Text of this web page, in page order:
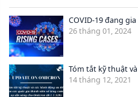
COVID-19 đang
26 tháng 01, 2024
Tóm tắt kỹ thuật
14 tháng 12, 2021